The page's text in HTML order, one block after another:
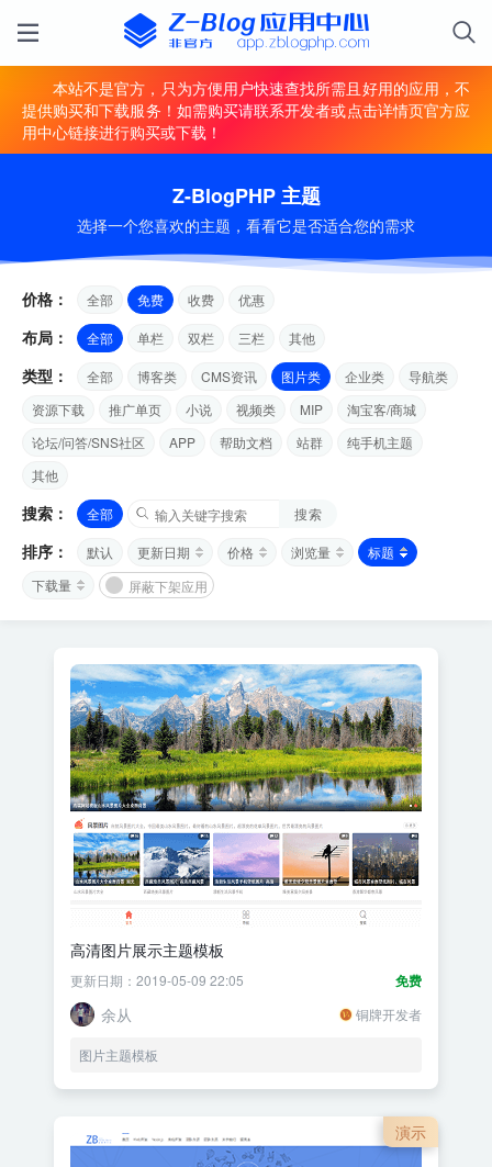
本站不是官方，只为方便用户快速查找所需且好用的应用，不
提供购买和下载服务！如需购买请联系开发者或点击详情页官方应
用中心链接进行购买或下载！
Z-BlogPHP 主题
选择一个您喜欢的主题，看看它是否适合您的需求
价格： 全部 免费 收费 优惠
布局： 全部 单栏 双栏 三栏 其他
类型： 全部 博客类 CMS资讯 图片类 企业类
导航类
资源下载
推广单页 小说 视频类 MIP
淘宝客/商城
论坛/问答/SNS社区
APP 帮助文档 站群
纯手机主题
其他
搜索： 全部 搜索
排序： 默认 更新日期 价格 浏览量
标题
下载量
屏蔽下架应用
高清图片展示主题模板
免费
更新日期：2019-05-09 22:05
余从 铜牌开发者
图片主题模板
演示